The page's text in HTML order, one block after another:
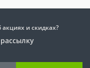
и скидках?